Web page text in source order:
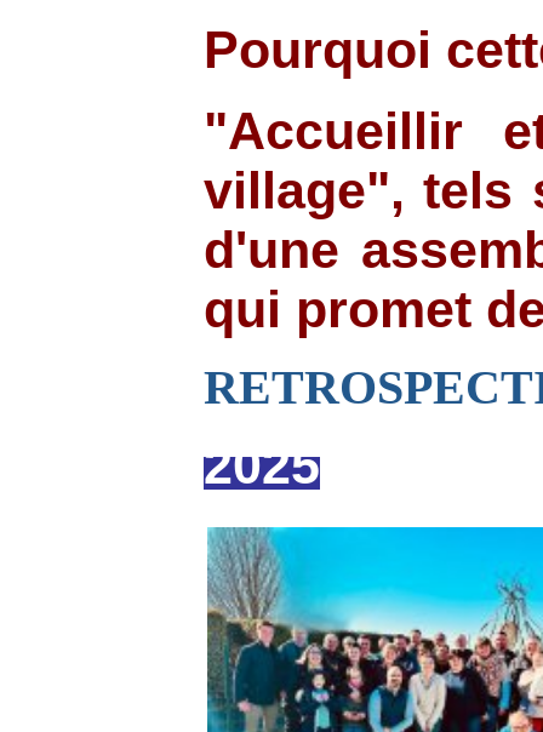
Pourquoi
"Accueillir
village", tels
d'une
qui promet
2025